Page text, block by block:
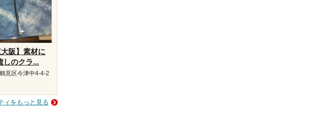
大阪】素材に
のクラ...
見区今津中4-4-2
ィをもっと見る